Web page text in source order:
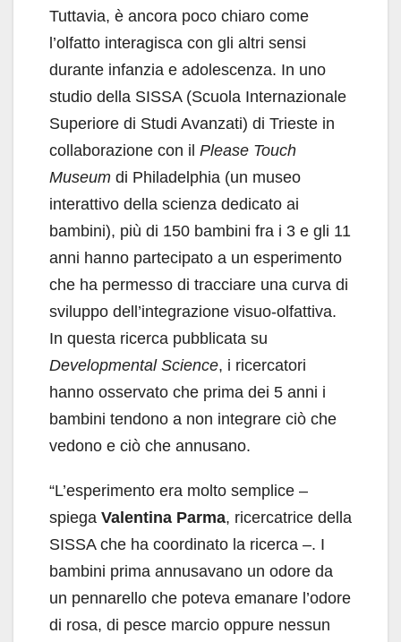
Tuttavia, è ancora poco chiaro come
l’olfatto interagisca con gli altri sensi
durante infanzia e adolescenza. In uno
studio della SISSA (Scuola Internazionale
Superiore di Studi Avanzati) di Trieste in
collaborazione con il Please Touch
Museum di Philadelphia (un museo
interattivo della scienza dedicato ai
bambini), più di 150 bambini fra i 3 e gli 11
anni hanno partecipato a un esperimento
che ha permesso di tracciare una curva di
sviluppo dell’integrazione visuo-olfattiva.
In questa ricerca pubblicata su
Developmental Science, i ricercatori
hanno osservato che prima dei 5 anni i
bambini tendono a non integrare ciò che
vedono e ciò che annusano.
“L’esperimento era molto semplice –
spiega Valentina Parma, ricercatrice della
SISSA che ha coordinato la ricerca –. I
bambini prima annusavano un odore da
un pennarello che poteva emanare l’odore
di rosa, di pesce marcio oppure nessun